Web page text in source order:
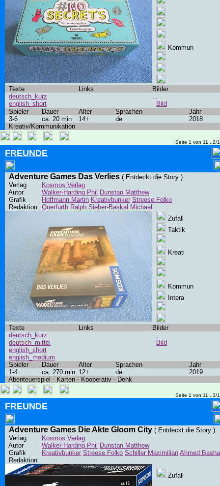
Kommun
Texte Links
Bilder
deutsch_kurz
english_short
...
Bild
Spieler
Dauer Alter Sprachen
Jahr
3-6
ca. 20 min 14+ de
2018
Kreativ/Kommunikation
Seite 1 von 11 ..2/
FREUNDE
Adventure Games Das Verlies ( Entdeckt die Story )
Verlag
Kosmos Verlag
Autor
Walker-Harding Phil
Dunstan Matthew
Grafik
Hoffmann Martin Kreativbunker Streese Folko
Redaktion Querfurth Ralph Sieber-Baskal Michael
Zufall
Taktik
Kreati
Kommun
Intera
Texte Links
Bilder
deutsch_kurz
deutsch_mittel
english_short
english_medium
...
Bild
Spieler Dauer Alter Sprachen
Jahr
1-4
ca. 270 min 12+ de
2019
Abenteuerspiel - Karten - Kooperativ - Denk
Seite 1 von 11 ..3/
FREUNDE
Adventure Games Die Akte Gloom City ( Entdeckt die Story )
Verlag
Kosmos Verlag
Autor
Walker-Harding Phil
Dunstan Matthew
Grafik
Kreativbunker Streese Folko Schiller Maximilian Ahmed
Redaktion
Zufall